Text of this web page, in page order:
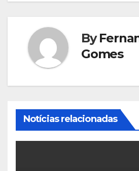
By
Gomes
Notícias relacionadas